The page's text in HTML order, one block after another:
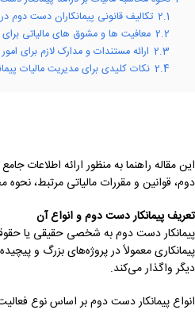
2.1 تکالیف قانونی پیمانکاران دست دوم در
2.2 معافیت ها و مشوق های مالیاتی
2.3 ارائه مستندات و مدارک لازم برای امور
2.4 نکات کلیدی برای مدیریت مالیات
این مقاله راهنما به منظور ارائه اطلاعات
دوم، قوانین و مقررات مالیاتی مرتبط،
تعریف پیمانکار دست دوم و انواع آن
پیمانکار دست دوم به شخصی حقیقی یا
پیمانکاری معمولاً در پروژه‌های بزرگ و
دیگر واگذار می‌کند.
انواع پیمانکار دست دوم بر اساس نوع